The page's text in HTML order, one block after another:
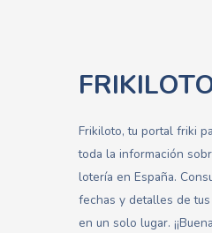
Frikiloto, tu portal friki
toda la información
lotería en España.
fechas y detalles de
en un solo lugar.